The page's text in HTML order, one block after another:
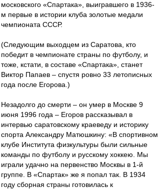
московского «Спартака», выигравшего в 1936-
м первые в истории клуба золотые медали
чемпионата СССР.
(Следующим выходцем из Саратова, кто
победит в чемпионате страны по футболу, и
тоже, кстати, в составе «Спартака», станет
Виктор Папаев – спустя ровно 33 летописных
года после Егорова.)
Незадолго до смерти – он умер в Москве 9
июня 1996 года – Егоров рассказывал в
интервью саратовскому краеведу и историку
спорта Александру Матюшкину: «В спортивном
клубе Института физкультуры были сильные
команды по футболу и русскому хоккею. Мы
играли удачно на первенство Москвы в 1-й
группе. В «Спартак» же я попал так. В 1934
году сборная страны готовилась к